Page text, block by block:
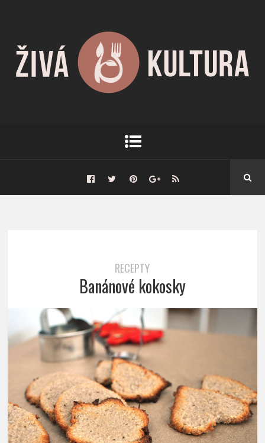
RECEPTY
Banánové kokosky